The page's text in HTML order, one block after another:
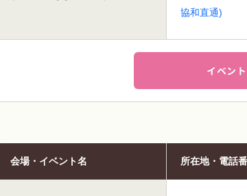
協和直通)
イベン
会場・イベント名 所在地・電話